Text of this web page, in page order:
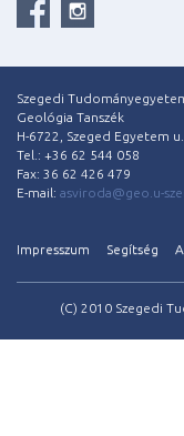
Szegedi
Geológia Tanszék
H-6722, Szeged Egyetem u.
Tel.: +36 62 544 058
Fax: 36 62 426 479
E-mail: asviroda@geo.u-
Impresszum Segítség
(C) 2010 Szegedi